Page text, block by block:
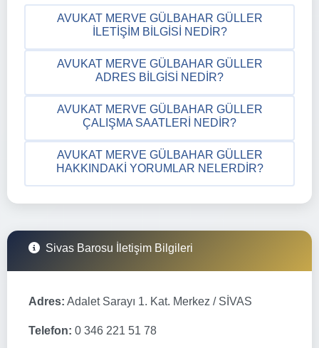
AVUKAT MERVE GÜLBAHAR GÜLLER
İLETIŞIM BILGISI NEDIR?
AVUKAT MERVE GÜLBAHAR GÜLLER
ADRES BILGISI NEDIR?
AVUKAT MERVE GÜLBAHAR GÜLLER
ÇALIŞMA SAATLERI NEDIR?
AVUKAT MERVE GÜLBAHAR GÜLLER
HAKKINDAKI YORUMLAR NELERDIR?
Sivas Barosu İletişim Bilgileri
Adres: Adalet Sarayı 1. Kat. Merkez / SİVAS
Telefon: 0 346 221 51 78